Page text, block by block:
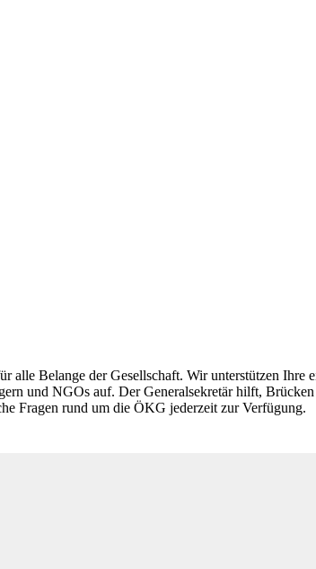
alle Belange der Gesellschaft. Wir unterstützen Ihre
und NGOs auf. Der Generalsekretär hilft,
Fragen rund um die ÖKG jederzeit zur Verfügung.